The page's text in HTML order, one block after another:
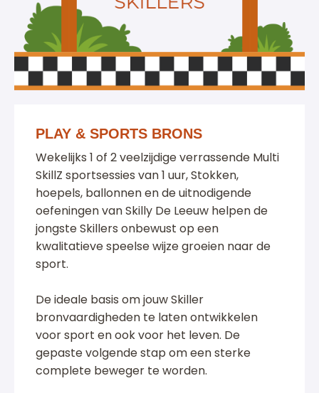
PLAY & SPORTS BRONS
Wekelijks 1 of 2 veelzijdige verrassende Multi
SkillZ sportsessies van 1 uur, Stokken,
hoepels, ballonnen en de uitnodigende
oefeningen van Skilly De Leeuw helpen de
jongste Skillers onbewust op een
kwalitatieve speelse wijze groeien naar de
sport.
De ideale basis om jouw Skiller
bronvaardigheden te laten ontwikkelen
voor sport en ook voor het leven. De
gepaste volgende stap om een sterke
complete beweger te worden.